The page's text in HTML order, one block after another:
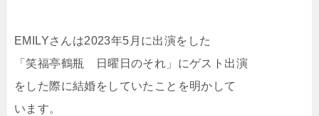
EMILYさんは2023年5月に出演をした
「笑福亭鶴瓶 日曜日のそれ」にゲスト出演
をした際に結婚をしていたことを明かして
います。